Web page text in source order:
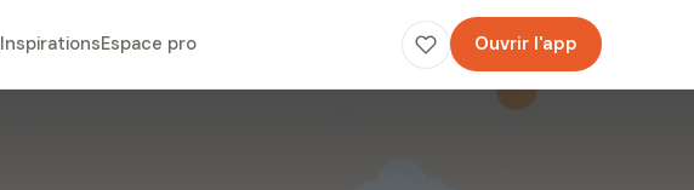
InspirationsEspace pro Ouvrir l'app